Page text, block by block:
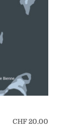
CHF20.00